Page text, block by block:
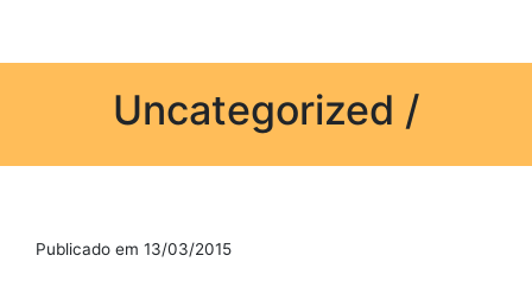
Uncategorized /
Publicado em 13/03/2015